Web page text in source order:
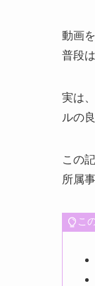
動画
普段
実は
ルの
この
所属
こ